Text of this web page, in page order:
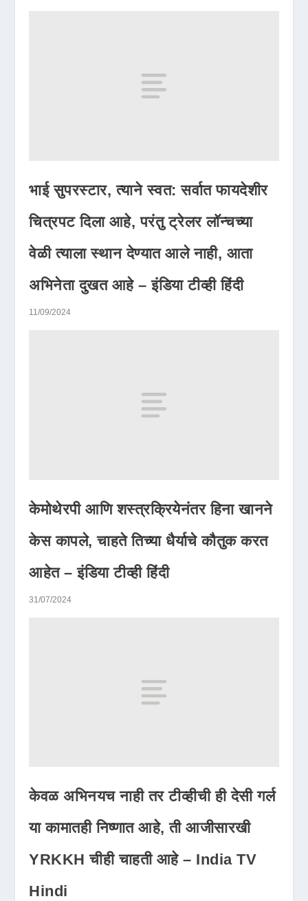
भाई सुपरस्टार, त्याने स्वत: सर्वात फायदेशीर
चित्रपट दिला आहे, परंतु ट्रेलर लॉन्चच्या
वेळी त्याला स्थान देण्यात आले नाही, आता
अभिनेता दुखत आहे – इंडिया टीव्ही हिंदी
11/09/2024
केमोथेरपी आणि शस्त्रक्रियेनंतर हिना खानने
केस कापले, चाहते तिच्या धैर्याचे कौतुक करत
आहेत – इंडिया टीव्ही हिंदी
31/07/2024
केवळ अभिनयच नाही तर टीव्हीची ही देसी गर्ल
या कामातही निष्णात आहे, ती आजीसारखी
YRKKH चीही चाहती आहे – India TV
Hindi